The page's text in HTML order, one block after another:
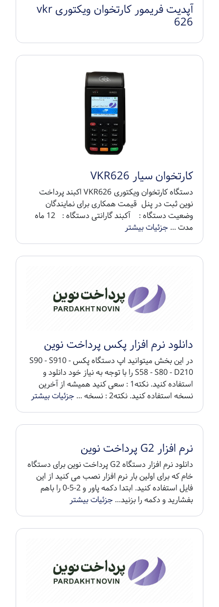
آپدیت فریمور کارتخوان ویکتوری vkr
626
کارتخوان سیار VKR626
دستگاه کارتخوان ویکتوری VKR626 اکبند پرداخت
نوین ثبت در پنل قیمت همکاری برای نمایندگان
وضعیت دستگاه : آکبند گارانتی دستگاه : 12 ماه
مدت ...جزئیات بیشتر
دانلود نرم افزار پکس پرداخت نوین
در این بخش میتوانید اپ دستگاه پکس S90 - S910 -
S58 - S80 - D210 را با توجه به نیاز خود دانلود و
استفاده کنید. نکته1 : سعی کنید همیشه از آخرین
نسخه استفاده کنید. نکته2 : نسخه ...
جزئیات بیشتر
نرم افزار G2 پرداخت نوین
دانلود نرم افزار دستگاه G2 پرداخت نوین برای دستگاه
خام که برای اولین بار نرم افزار نصب می کنید از این
فایل استفاده کنید. ابتدا دکمه پاور و 2-5-0 را باهم
بفشارید و دکمه را بزنید...جزئیات بیشتر